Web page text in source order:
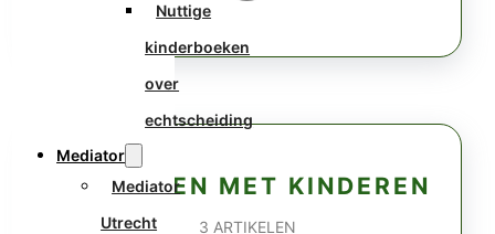
Nuttige
kinderboeken
over
echtscheiding
Mediator
Mediator
Utrecht
SCHEIDEN MET KINDEREN
3 ARTIKELEN